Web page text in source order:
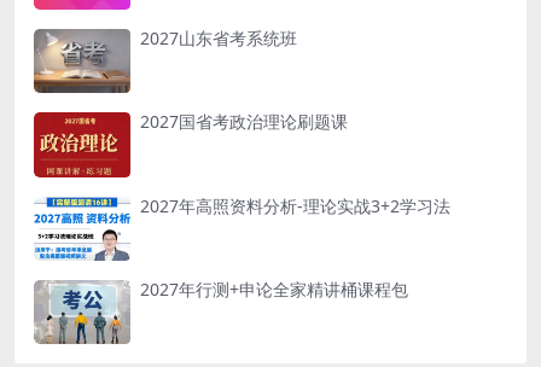
2027山东省考系统班
2027国省考政治理论刷题课
2027年高照资料分析-理论实战3+2学习法
2027年行测+申论全家精讲桶课程包